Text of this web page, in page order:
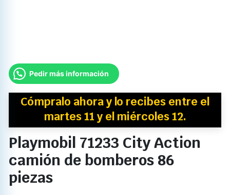
Pedir más información
Cómpralo ahora y lo recibes entre el
martes 11 y el miércoles 12.
Playmobil 71233 City Action
camión de bomberos 86
piezas